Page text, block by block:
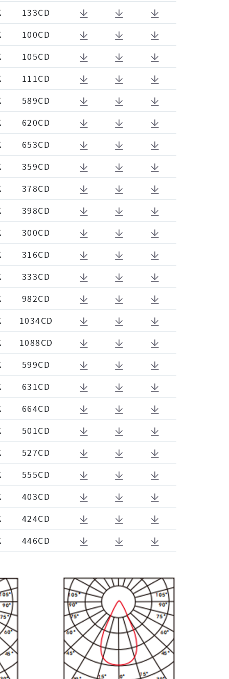
133CD
100CD
105CD
111CD
589CD
620CD
653CD
359CD
378CD
398CD
300CD
316CD
333CD
982CD
1034CD
1088CD
599CD
631CD
664CD
501CD
527CD
555CD
403CD
424CD
446CD